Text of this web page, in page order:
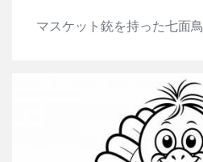
マスケット銃を持った七面鳥